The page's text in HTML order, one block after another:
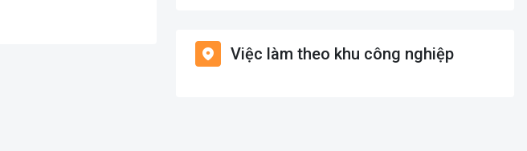
Văn Phòng
Việc làm Cát Hải
Việc làm theo khu công nghiệp